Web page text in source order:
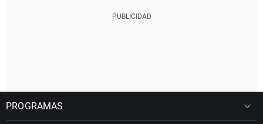
PROGRAMAS